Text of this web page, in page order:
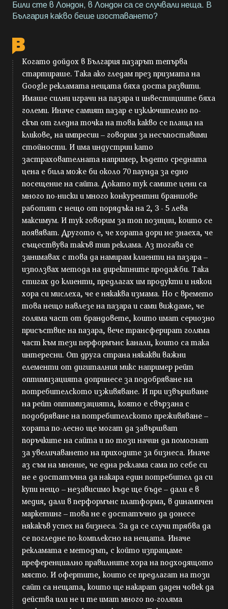
Били сте в Лондон, в Лондон са се случвали неща. В
България какво беше изоставането?
Когато дойдох в България пазарът тепърва
стартираше. Така ако гледам през призмата на
Google рекламата нещата бяха доста развити.
Имаше силни играчи на пазара и инвестициите бяха
големи. Иначе самият пазар е изключително по-
скъп от гледна точка на това какво се плаща на
кликове, на импресии – говорим за несъпоставими
стойности. И има индустрии като
застрахователната например, където средната
цена е била може би около 70 паунда за едно
посещение на сайта. Докато тук самите цени са
много по-ниски и много конкурентни браншове
работят с нещо от порядъка на 2, 3 - 5 лева
максимум. И тук говорим за топ позиции, които се
появяват. Другото е, че хората дори не знаеха, че
съществува такъв тип реклама. Аз тогава се
занимавах с това да намирам клиенти на пазара –
използвах метода на директните продажби. Така
стигах до клиенти, предлагах им продукти и някои
хора си мислеха, че е някаква измама. Но с времето
това нещо навлезе на пазара и сами виждаме, че
голяма част от брандовете, които имат сериозно
присъствие на пазара, вече трансферират голяма
част към тези перформънс канали, които са така
интересни. От друга страна някакви важни
елементи от дигиталния микс например рейт
оптимизацията допринесе за подобряване на
потребителското изживяване. И при извършване
на рейт оптимизацията, която е свързана с
подобряване на потребителското преживяване –
хората по-лесно ще могат да завършват
поръчките на сайта и по този начин да помогнат
за увеличаването на приходите за бизнеса. Иначе
аз съм на мнение, че една реклама сама по себе си
не е достатъчна да накара един потребител да си
купи нещо – независимо къде ще бъде – дали е в
медия, дали в перформънс платформа, в динамичен
маркетинг – това не е достатъчно да донесе
някакъв успех на бизнеса. За да се случи трябва да
се погледне по-комплексно на нещата. Иначе
рекламата е методът, с който изпращаме
преференциално правилните хора на подходящото
място. И офертите, които се предлагат на този
сайт са нещата, които ще накарат даден човек да
действа или не и те имат много по-голяма